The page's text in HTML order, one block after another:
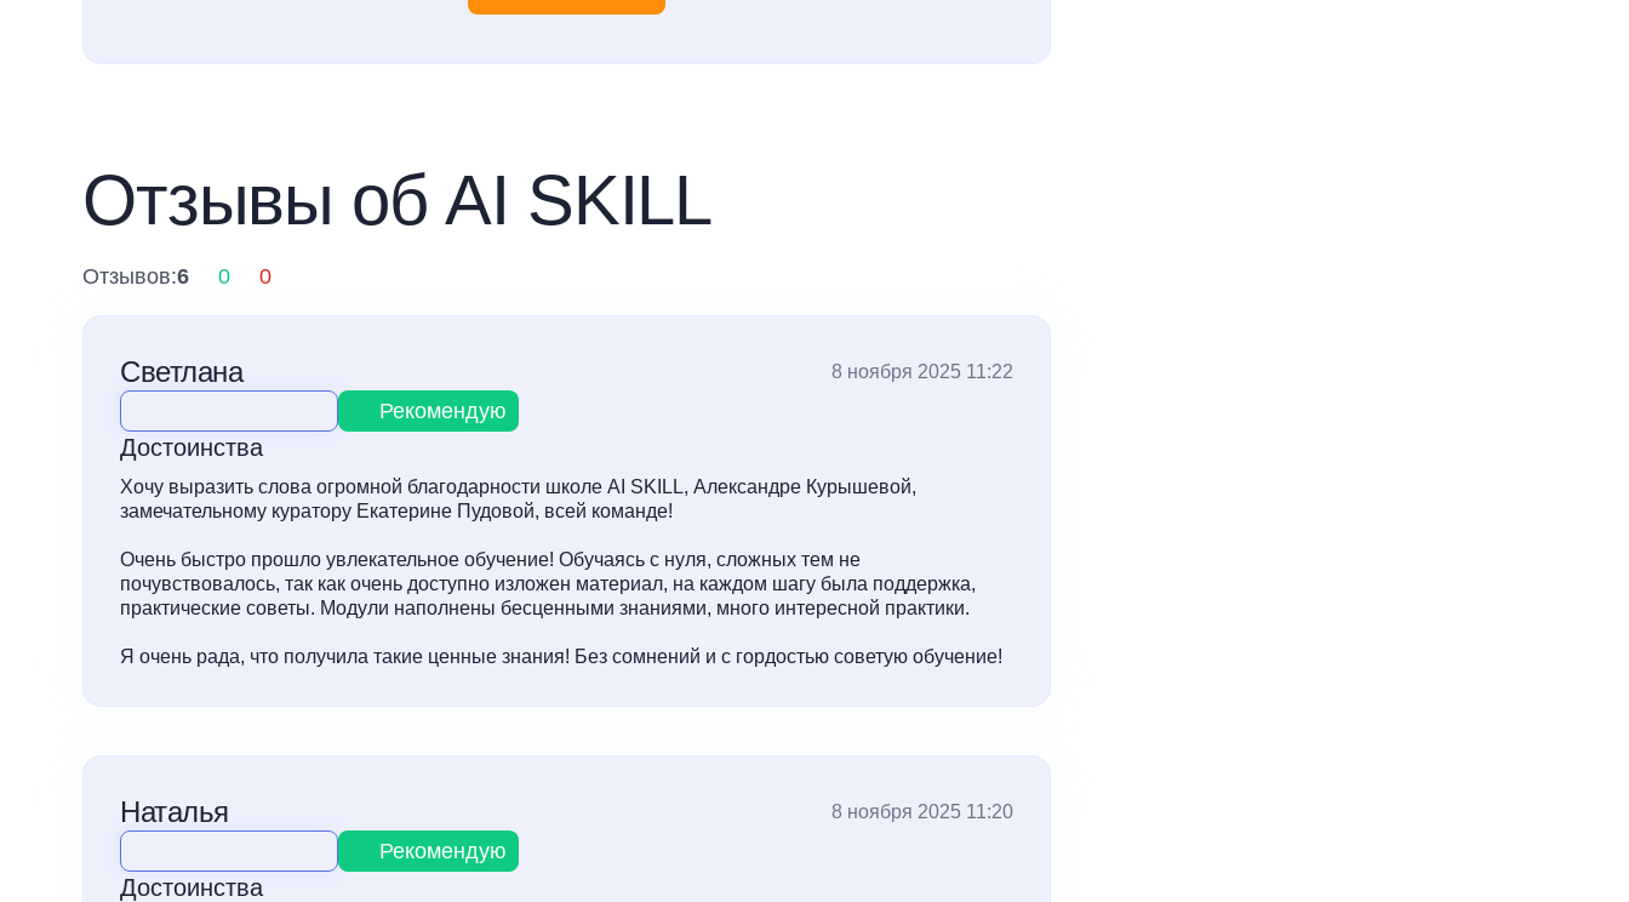
Отзывы об AI SKILL
Отзывов:6 0 0
Светлана 8 ноября 2025 11:22
Рекомендую
Достоинства
Хочу выразить слова огромной благодарности школе AI SKILL, Александре Курышевой,
замечательному куратору Екатерине Пудовой, всей команде!
Очень быстро прошло увлекательное обучение! Обучаясь с нуля, сложных тем не
почувствовалось, так как очень доступно изложен материал, на каждом шагу была поддержка,
практические советы. Модули наполнены бесценными знаниями, много интересной практики.
Я очень рада, что получила такие ценные знания! Без сомнений и с гордостью советую обучение!
Наталья 8 ноября 2025 11:20
Рекомендую
Достоинства